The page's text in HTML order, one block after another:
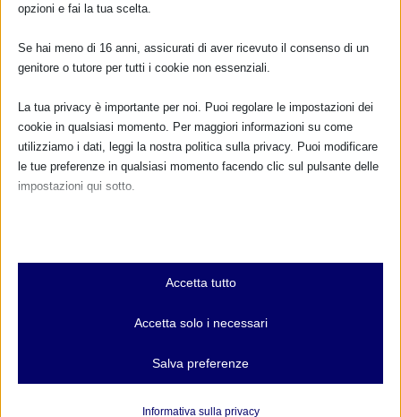
opzioni e fai la tua scelta.
Se hai meno di 16 anni, assicurati di aver ricevuto il consenso di un
genitore o tutore per tutti i cookie non essenziali.
La tua privacy è importante per noi. Puoi regolare le impostazioni dei
cookie in qualsiasi momento. Per maggiori informazioni su come
utilizziamo i dati, leggi la nostra politica sulla privacy. Puoi modificare
le tue preferenze in qualsiasi momento facendo clic sul pulsante delle
impostazioni qui sotto.
Essenziali
I cookie e i servizi essenziali abilitano le funzioni di base e sono
e servizi non richiedono il consenso dell'utente secondo il GDPR.
Analitici
Accetta tutto
Accetta solo i necessari
Salva preferenze
Informativa sulla privacy